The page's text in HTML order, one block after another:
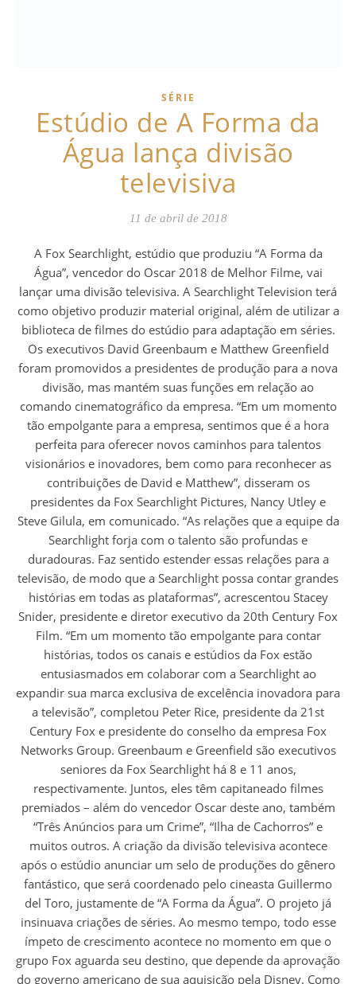
SÉRIE
Estúdio de A Forma da
Água lança divisão
televisiva
11 de abril de 2018
A Fox Searchlight, estúdio que produziu “A Forma da
Água”, vencedor do Oscar 2018 de Melhor Filme, vai
lançar uma divisão televisiva. A Searchlight Television terá
como objetivo produzir material original, além de utilizar a
biblioteca de filmes do estúdio para adaptação em séries.
Os executivos David Greenbaum e Matthew Greenfield
foram promovidos a presidentes de produção para a nova
divisão, mas mantém suas funções em relação ao
comando cinematográfico da empresa. “Em um momento
tão empolgante para a empresa, sentimos que é a hora
perfeita para oferecer novos caminhos para talentos
visionários e inovadores, bem como para reconhecer as
contribuições de David e Matthew”, disseram os
presidentes da Fox Searchlight Pictures, Nancy Utley e
Steve Gilula, em comunicado. “As relações que a equipe da
Searchlight forja com o talento são profundas e
duradouras. Faz sentido estender essas relações para a
televisão, de modo que a Searchlight possa contar grandes
histórias em todas as plataformas”, acrescentou Stacey
Snider, presidente e diretor executivo da 20th Century Fox
Film. “Em um momento tão empolgante para contar
histórias, todos os canais e estúdios da Fox estão
entusiasmados em colaborar com a Searchlight ao
expandir sua marca exclusiva de excelência inovadora para
a televisão”, completou Peter Rice, presidente da 21st
Century Fox e presidente do conselho da empresa Fox
Networks Group. Greenbaum e Greenfield são executivos
seniores da Fox Searchlight há 8 e 11 anos,
respectivamente. Juntos, eles têm capitaneado filmes
premiados – além do vencedor Oscar deste ano, também
“Três Anúncios para um Crime”, “Ilha de Cachorros” e
muitos outros. A criação da divisão televisiva acontece
após o estúdio anunciar um selo de produções do gênero
fantástico, que será coordenado pelo cineasta Guillermo
del Toro, justamente de “A Forma da Água”. O projeto já
insinuava criações de séries. Ao mesmo tempo, todo esse
ímpeto de crescimento acontece no momento em que o
grupo Fox aguarda seu destino, que depende da aprovação
do governo americano de sua aquisição pela Disney. Como